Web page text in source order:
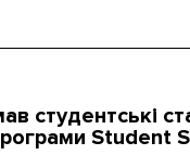
студентські
Student